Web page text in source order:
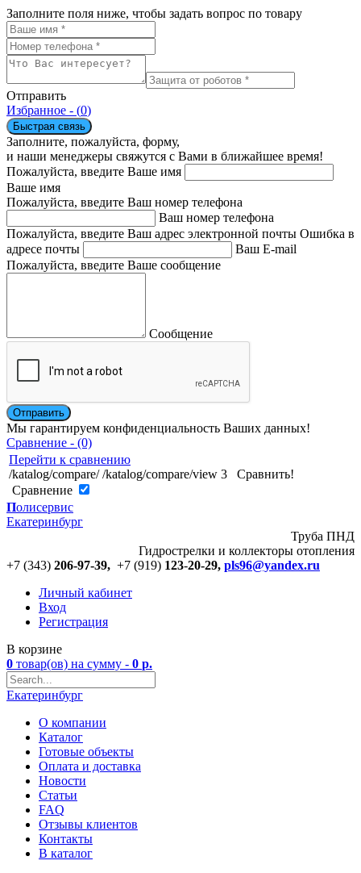
Заполните поля ниже, чтобы задать вопрос по товару
Отправить
Избранное - (0)
Быстрая связь
Заполните, пожалуйста, форму,
и наши менеджеры свяжутся с Вами в ближайшее время!
Пожалуйста, введите Ваше имя
Ваше имя
Пожалуйста, введите Ваш номер телефона
Ваш номер телефона
Пожалуйста, введите Ваш адрес электронной почты Ошибка в
адресе почты
Ваш E-mail
Пожалуйста, введите Ваше сообщение
Сообщение
Мы гарантируем конфиденциальность Ваших данных!
Сравнение - (0)
Перейти к сравнению
/katalog/compare/ /katalog/compare/view 3
Сравнить!
Cравнение
Полисервис
Екатеринбург
Труба ПНД
Гидрострелки и коллекторы отопления
+7 (343) 206-97-39, +7 (919) 123-20-29, pls96@yandex.ru
Личный кабинет
Вход
Регистрация
В корзине
0 товар(ов) на сумму - 0 р.
Екатеринбург
О компании
Каталог
Готовые объекты
Оплата и доставка
Новости
Статьи
FAQ
Отзывы клиентов
Контакты
В каталог